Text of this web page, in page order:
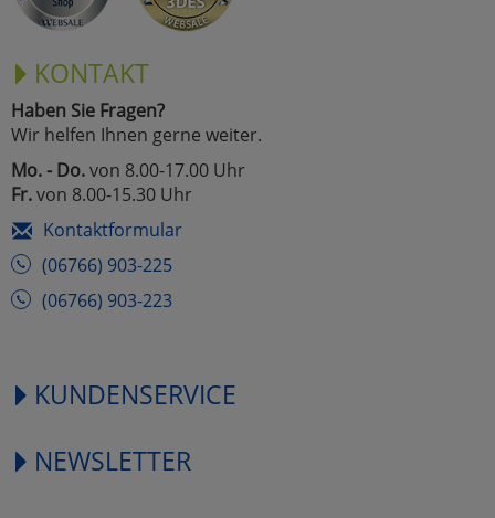
KONTAKT
Haben Sie Fragen?
Wir helfen Ihnen gerne weiter.
Mo. - Do.von 8.00-17.00 Uhr
Fr.von 8.00-15.30 Uhr
Kontaktformular
(06766) 903-225
(06766) 903-223
KUNDENSERVICE
NEWSLETTER